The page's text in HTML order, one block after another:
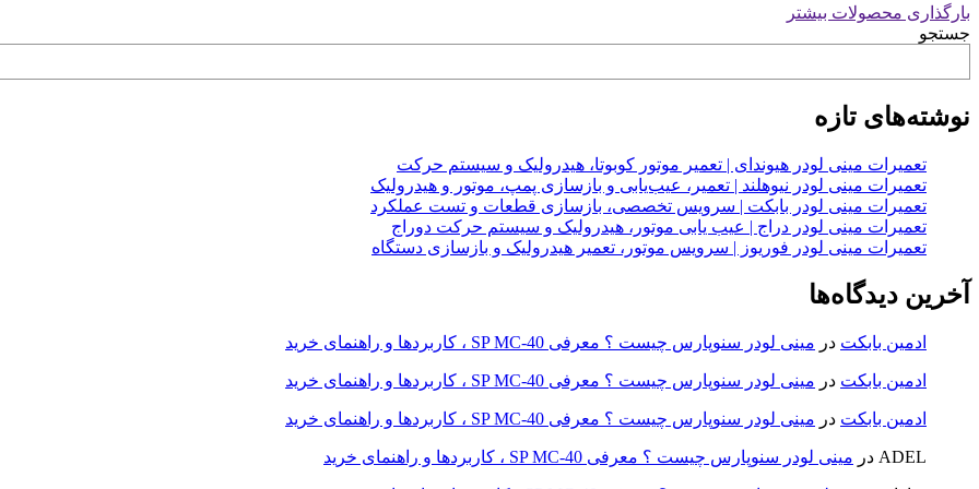
بارگذاری محصولات بیشتر
جستجو
نوشته‌های تازه
تعمیرات مینی لودر هیوندای | تعمیر موتور کوبوتا، هیدرولیک و سیستم حرکت
تعمیرات مینی لودر نیوهلند | تعمیر، عیب‌یابی و بازسازی پمپ، موتور و هیدرولیک
تعمیرات مینی لودر بابکت | سرویس تخصصی، بازسازی قطعات و تست عملکرد
تعمیرات مینی لودر دراج | عیب یابی موتور، هیدرولیک و سیستم حرکت دوراج
تعمیرات مینی لودر فوریوز | سرویس موتور، تعمیر هیدرولیک و بازسازی دستگاه
آخرین دیدگاه‌ها
ادمین بابکت در مینی لودر سنوپارس چیست ؟ معرفی SP MC-40 ، کاربردها و راهنمای خرید
ادمین بابکت در مینی لودر سنوپارس چیست ؟ معرفی SP MC-40 ، کاربردها و راهنمای خرید
ادمین بابکت در مینی لودر سنوپارس چیست ؟ معرفی SP MC-40 ، کاربردها و راهنمای خرید
ADEL در مینی لودر سنوپارس چیست ؟ معرفی SP MC-40 ، کاربردها و راهنمای خرید